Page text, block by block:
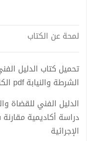
لمحة عن الكتاب
تحميل كتاب الدليل
الشرطة والنيابة pdf الكاتب دكتور محمد كمال الرخاوي
الدليل الفني للقضاة
دراسة أكاديمية
الإجرائية